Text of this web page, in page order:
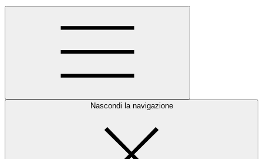
Nascondi la navigazione